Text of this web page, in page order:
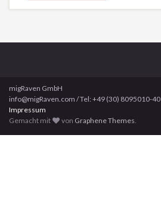
migRaven GmbH
info@migRaven.com / Tel: +49 (30) 8095010-40
Impressum
Gemacht mit
von Graphene Themes